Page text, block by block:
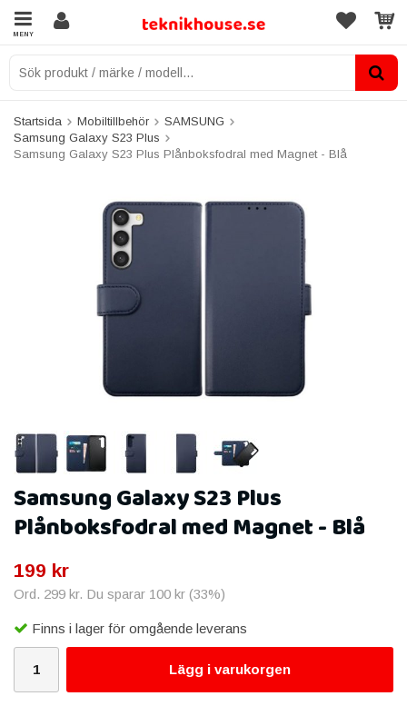
MENY
Startsida Mobiltillbehör
SAMSUNG
Samsung Galaxy S23 Plus
Samsung Galaxy S23 Plus Plånboksfodral med Magnet - Blå
Samsung Galaxy S23 Plus
Plånboksfodral med Magnet - Blå
199 kr
Ord. 299 kr. Du sparar 100 kr (33%)
Finns i lager för omgående leverans
Lägg i varukorgen